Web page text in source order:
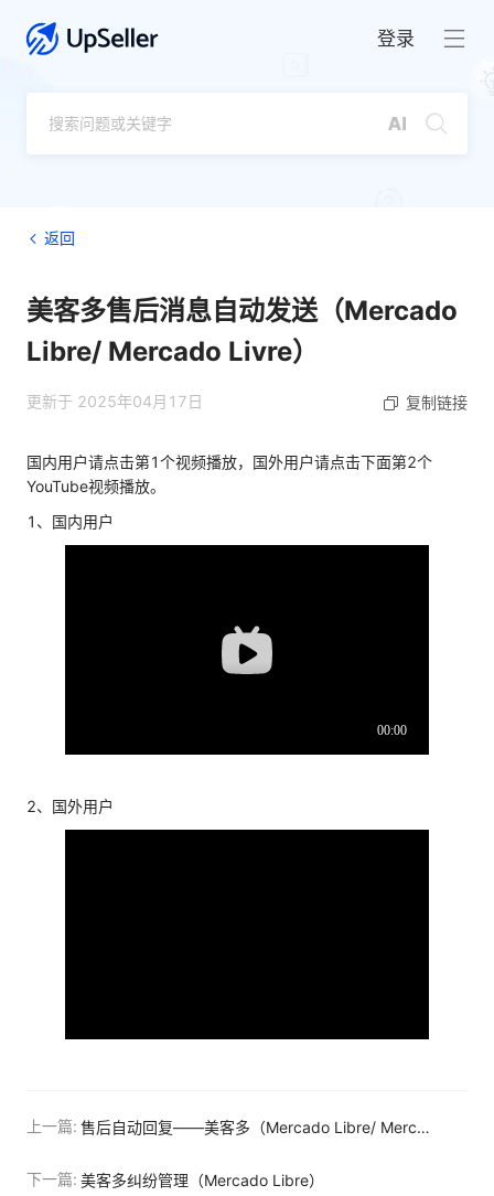
登录
返回
美客多售后消息自动发送（Mercado
Libre/ Mercado Livre）
更新于 2025年04月17日 复制链接
国内用户请点击第1个视频播放，国外用户请点击下面第2个
YouTube视频播放。
1、国内用户
2、国外用户
上一篇: 售后自动回复——美客多（Mercado Libre/ Mercado Livre）
下一篇: 美客多纠纷管理（Mercado Libre）